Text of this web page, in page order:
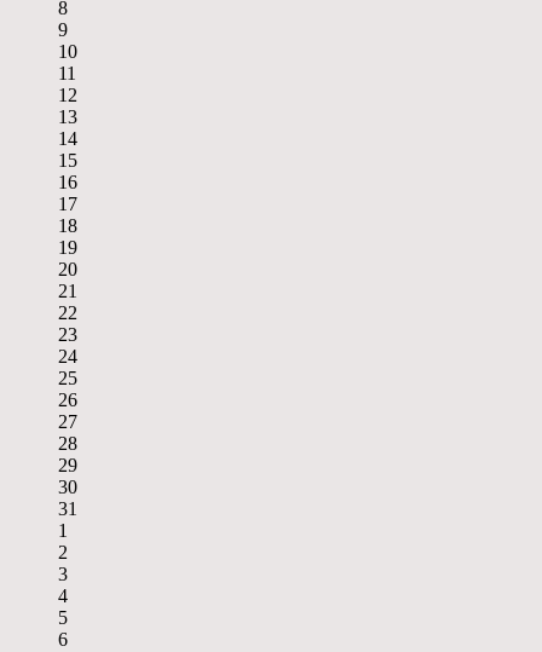
8
9
10
11
12
13
14
15
16
17
18
19
20
21
22
23
24
25
26
27
28
29
30
31
1
2
3
4
5
6